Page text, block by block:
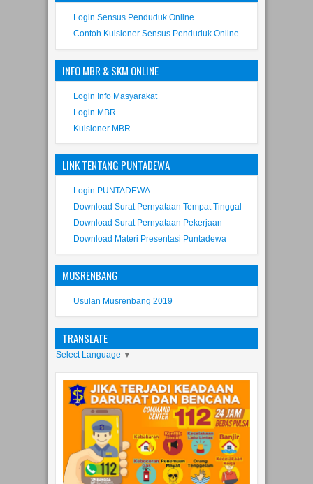
Login Sensus Penduduk Online
Contoh Kuisioner Sensus Penduduk Online
INFO MBR & SKM ONLINE
Login Info Masyarakat
Login MBR
Kuisioner MBR
LINK TENTANG PUNTADEWA
Login PUNTADEWA
Download Surat Pernyataan Tempat Tinggal
Download Surat Pernyataan Pekerjaan
Download Materi Presentasi Puntadewa
MUSRENBANG
Usulan Musrenbang 2019
TRANSLATE
Select Language ▼